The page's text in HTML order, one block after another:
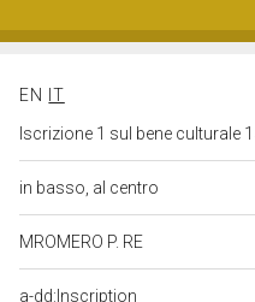
EN
IT
Iscrizione 1 sul bene culturale
in basso, al centro
MROMERO P. RE
a-dd:Inscription